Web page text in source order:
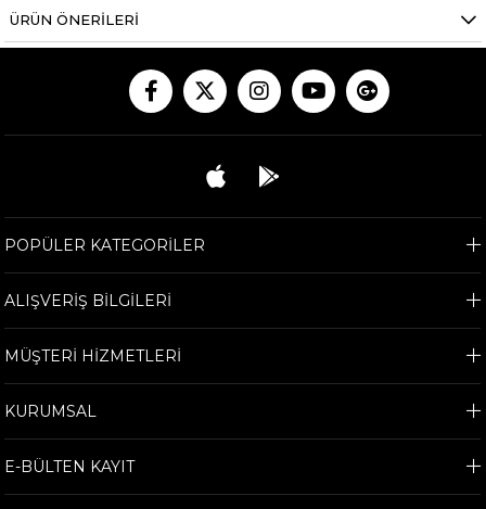
ÜRÜN ÖNERILERI
POPÜLER KATEGORİLER
ALIŞVERİŞ BİLGİLERİ
MÜŞTERİ HİZMETLERİ
KURUMSAL
E-BÜLTEN KAYIT